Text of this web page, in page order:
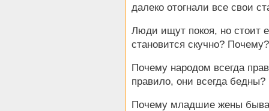
далеко отогнали все свои
Люди ищут покоя, но стоит
становится скучно? Почему?
Почему народом всегда
правило, они всегда бедны?
Почему младшие жены